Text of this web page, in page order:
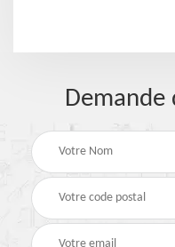
Demande